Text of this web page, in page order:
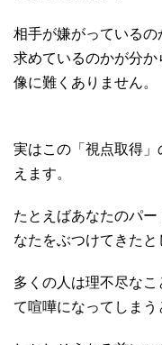
相手が嫌がっている
求めているのかが分
像に難くありません。
実はこの「視点取得
えます。
たとえばあなたのパ
なたをぶつけてきたと
多くの人は理不尽な
て喧嘩になってしまう